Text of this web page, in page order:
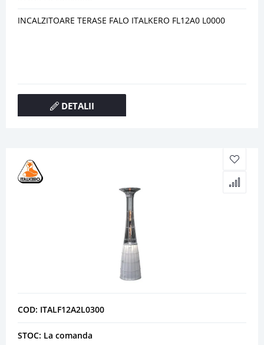
INCALZITOARE TERASE FALO ITALKERO FL12A0 L0000
DETALII
COD: ITALF12A2L0300
STOC: La comanda